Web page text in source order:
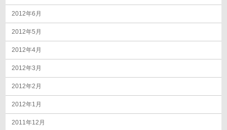
2012年6月
2012年5月
2012年4月
2012年3月
2012年2月
2012年1月
2011年12月